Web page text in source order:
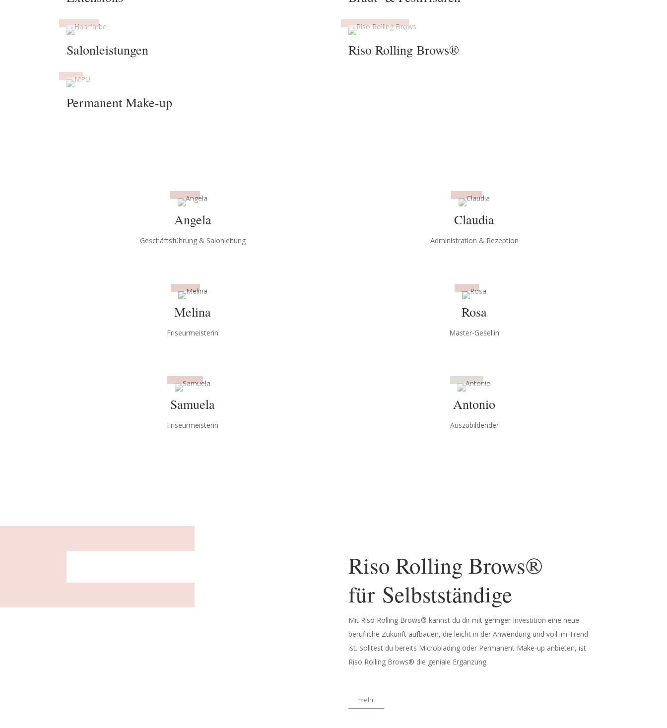
Salon­leis­tungen
Perma­nent Make-up
Riso Rolling Brows®
Angela
Geschäfts­führung & Salon­leitung
Claudia
Admin­is­tra­tion & Rezep­tion
Melina
Friseurmeis­terin
Rosa
Master-Gesellin
Samuela
Friseurmeis­terin
Antonio
Auszu­bildender
Riso Rolling Brows®
für Selbst­ständige
Mit Riso Rolling Brows® kannst du dir mit geringer Investi­tion eine neue
berufliche Zukunft aufbauen, die leicht in der Anwen­dung und voll im Trend
ist. Solltest du bereits Microb­lading oder Perma­nent Make-up anbieten, ist
Riso Rolling Brows® die geniale Ergänzung.
mehr